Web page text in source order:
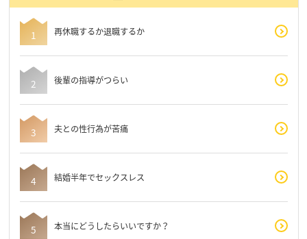
再休職するか退職するか
後輩の指導がつらい
夫との性行為が苦痛
結婚半年でセックスレス
本当にどうしたらいいですか？